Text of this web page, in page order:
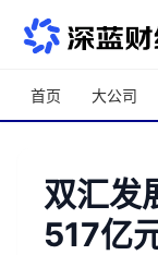
跳转到主内容
首页 大公司
双汇发
517亿